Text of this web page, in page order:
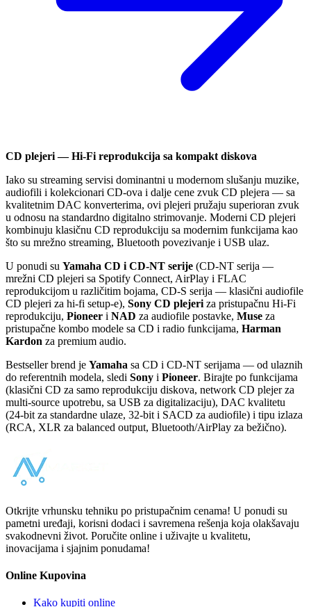
CD plejeri — Hi-Fi reprodukcija sa kompakt diskova
Iako su streaming servisi dominantni u modernom slušanju muzike,
audiofili i kolekcionari CD-ova i dalje cene zvuk CD plejera — sa
kvalitetnim DAC konverterima, ovi plejeri pružaju superioran zvuk
u odnosu na standardno digitalno strimovanje. Moderni CD plejeri
kombinuju klasičnu CD reprodukciju sa modernim funkcijama kao
što su mrežno streaming, Bluetooth povezivanje i USB ulaz.
U ponudi su Yamaha CD i CD-NT serije (CD-NT serija —
mrežni CD plejeri sa Spotify Connect, AirPlay i FLAC
reprodukcijom u različitim bojama, CD-S serija — klasični audiofile
CD plejeri za hi-fi setup-e), Sony CD plejeri za pristupačnu Hi-Fi
reprodukciju, Pioneer i NAD za audiofile postavke, Muse za
pristupačne kombo modele sa CD i radio funkcijama, Harman
Kardon za premium audio.
Bestseller brend je Yamaha sa CD i CD-NT serijama — od ulaznih
do referentnih modela, sledi Sony i Pioneer. Birajte po funkcijama
(klasični CD za samo reprodukciju diskova, network CD plejer za
multi-source upotrebu, sa USB za digitalizaciju), DAC kvalitetu
(24-bit za standardne ulaze, 32-bit i SACD za audiofile) i tipu izlaza
(RCA, XLR za balanced output, Bluetooth/AirPlay za bežično).
Otkrijte vrhunsku tehniku po pristupačnim cenama! U ponudi su
pametni uređaji, korisni dodaci i savremena rešenja koja olakšavaju
svakodnevni život. Poručite online i uživajte u kvalitetu,
inovacijama i sjajnim ponudama!
Online Kupovina
Kako kupiti online